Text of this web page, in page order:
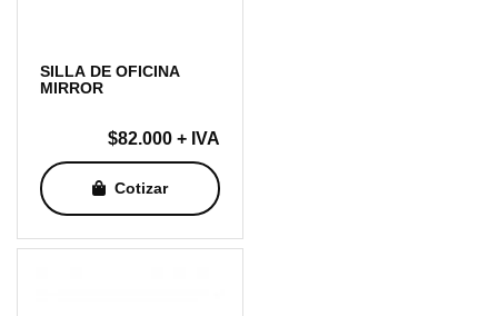
SILLA DE OFICINA
MIRROR
$82.000 + IVA
Cotizar